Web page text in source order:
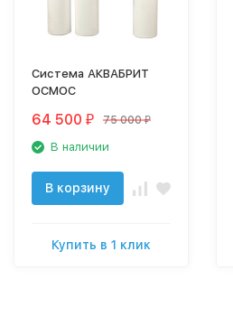
Система АКВАБРИТ
ОСМОС
64 500 ₽ 75 000 ₽
В наличии
В корзину
Купить в 1 клик